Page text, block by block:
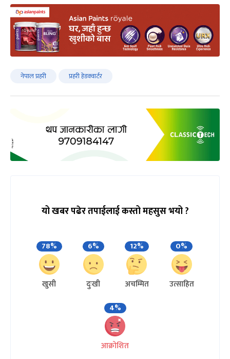
नेपाल प्रहरी प्रहरी हेडक्वार्टर
यो खबर पढेर तपाईलाई कस्तो महसुस भयो ?
78%
खुसी
6%
दुःखी
12%
अचम्मित
0%
उत्साहित
4%
आक्रोशित